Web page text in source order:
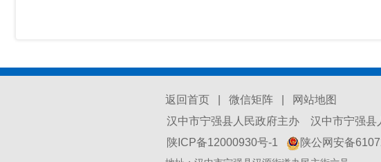
返回首页 微信矩阵
网站地图
汉中市宁强县人民政府主办 汉中市宁强
陕ICP备12000930号-1
陕公网安备